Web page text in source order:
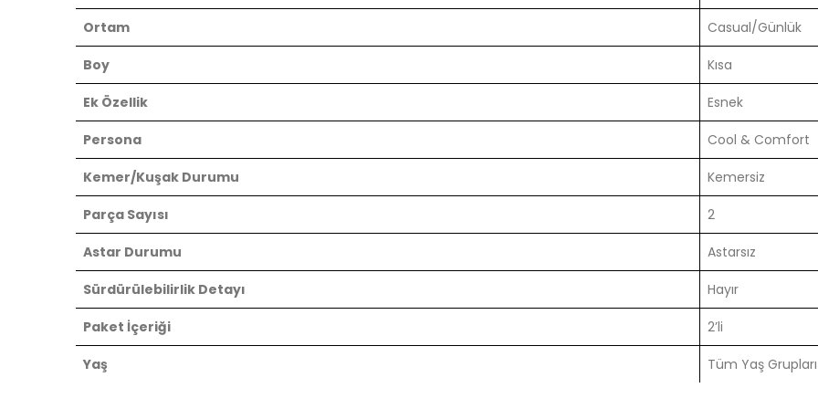
Ortam Casual/Günlük
Boy Kısa
Ek Özellik Esnek
Persona Cool & Comfort
Kemer/Kuşak Durumu Kemersiz
Parça Sayısı 2
Astar Durumu Astarsız
Sürdürülebilirlik Detayı Hayır
Paket İçeriği 2’li
Yaş Tüm Yaş Grupları